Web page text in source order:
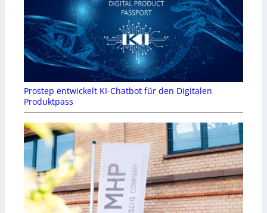
Prostep entwickelt KI-Chatbot für den Digitalen
Produktpass